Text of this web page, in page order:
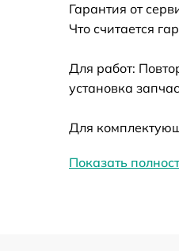
Ремонт
Замена
Гарантия от
Что считается
Для работ:
установка
Для
Показать